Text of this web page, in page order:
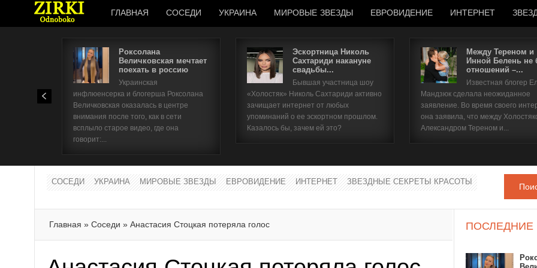
ГЛАВНАЯ СОСЕДИ УКРАИНА МИРОВЫЕ ЗВЕЗДЫ ЕВРОВИДЕНИЕ ИНТЕРНЕТ
Роксолана
Величковская мечтает
поехать в россию
Украинская
инфлюенсерка и блогерша Роксолана
Величковская оказалась в центре
внимания после того, как в сети
всплыло старое видео, где она
говорит:...
Эскортница Николь
Сахтариди накануне
свадьбы...
Бывшая участница шоу
«Холостяк» Николь Сахтариди активно
зачищает интернет от любых
упоминаний о ее эскортном прошлом.
Казалось бы, зачем ей это?
Между Тереном и
Инной Белень не
отношений –...
Известная блогер
Мандзюк сделала неожиданное
заявление. Во время своего
она заявила, что между
Александром Тереном и...
СОСЕДИ УКРАИНА МИРОВЫЕ ЗВЕЗДЫ ЕВРОВИДЕНИЕ ИНТЕРНЕТ ЗВЕЗДНЫЕ СЕКРЕТЫ КРАСОТЫ
Главная » Соседи » Анастасия Стоцкая потеряла голос ПОСЛЕДНИЕ
Имя пользователя
Забыли имя пользователя?